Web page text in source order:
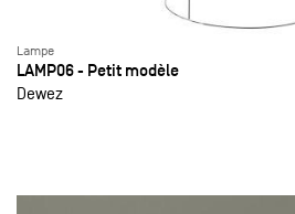
Lampe
LAMP06 - Petit modèle
Dewez